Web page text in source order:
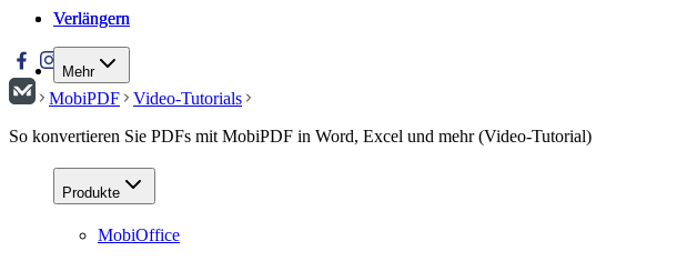
Verlängern
Mehr
Verlängern
MobiPDF
Video-Tutorials
So konvertieren Sie PDFs mit MobiPDF in Word, Excel und mehr (Video-Tutorial)
Produkte
MobiOffice